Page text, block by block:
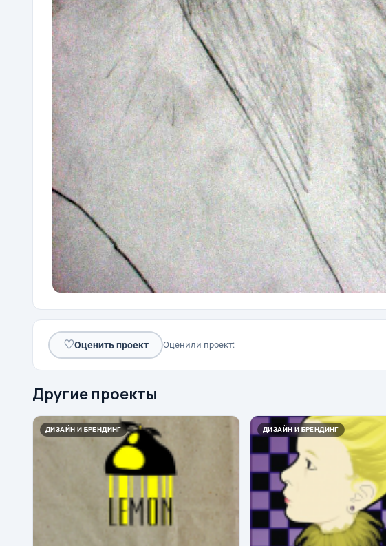
♡Оценить проект Оценили проект:
Другие проекты
ДИЗАЙН И БРЕНДИНГ ДИЗАЙН И БРЕНДИНГ